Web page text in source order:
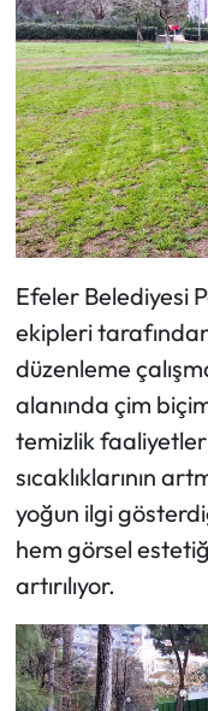
Efeler Belediyesi
ekipleri
düzenleme
alanında çim
temizlik
sıcaklıklarının
yoğun ilgi
hem görsel
artırılıyor.